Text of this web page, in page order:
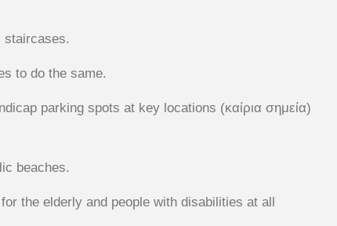
staircases.
to do the same.
parking spots at key locations (καίρια σημεία)
beaches.
the elderly and people with disabilities at all